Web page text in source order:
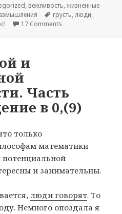
, вежливость,жизненные
Tags
грусть,люди,
17 Comments
и
Часть
в 0,(9)
только
математики
потенциальной
и занимательны.
люди говорят. То
Немного опоздала я